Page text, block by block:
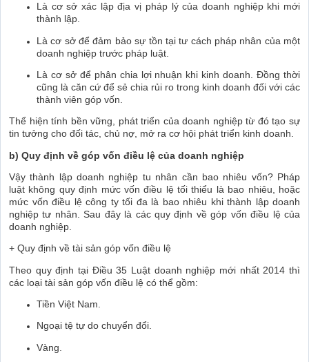
Là cơ sở xác lập địa vị pháp lý của doanh nghiệp khi mới
thành lập.
Là cơ sở để đảm bảo sự tồn tại tư cách pháp nhân của một
doanh nghiệp trước pháp luật.
Là cơ sở để phân chia lợi nhuận khi kinh doanh. Đồng thời
cũng là căn cứ để sẻ chia rủi ro trong kinh doanh đối với các
thành viên góp vốn.
Thể hiện tính bền vững, phát triển của doanh nghiệp từ đó tạo sự
tin tưởng cho đối tác, chủ nợ, mở ra cơ hội phát triển kinh doanh.
b) Quy định về góp vốn điều lệ của doanh nghiệp
Vậy thành lập doanh nghiệp tu nhân cần bao nhiêu vốn? Pháp
luật không quy định mức vốn điều lệ tối thiểu là bao nhiêu, hoặc
mức vốn điều lệ công ty tối đa là bao nhiêu khi thành lập doanh
nghiệp tư nhân. Sau đây là các quy định về góp vốn điều lệ của
doanh nghiệp.
+ Quy định về tài sản góp vốn điều lệ
Theo quy định tại Điều 35 Luật doanh nghiệp mới nhất 2014 thì
các loại tài sản góp vốn điều lệ có thể gồm:
Tiền Việt Nam.
Ngoại tệ tự do chuyển đổi.
Vàng.